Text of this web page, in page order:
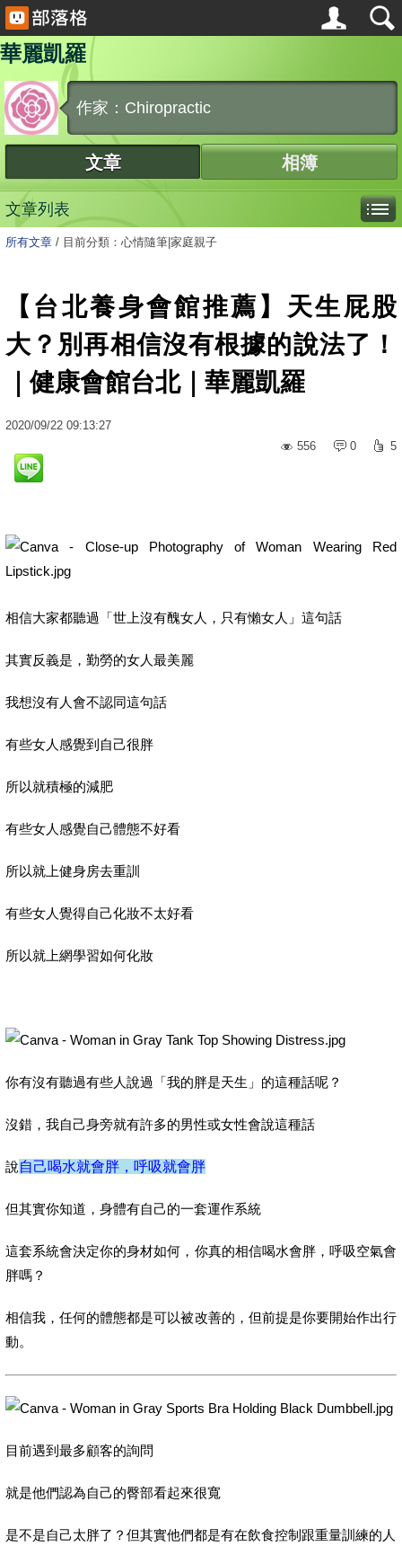
華麗凱羅
作家：Chiropractic
文章 相簿
文章列表
所有文章 / 目前分類：心情隨筆|家庭親子
【台北養身會館推薦】天生屁股
大？別再相信沒有根據的說法了！
｜健康會館台北｜華麗凱羅
2020/09/22 09:13:27
556
0 5
相信大家都聽過「世上沒有醜女人，只有懶女人」這句話
其實反義是，勤勞的女人最美麗
我想沒有人會不認同這句話
有些女人感覺到自己很胖
所以就積極的減肥
有些女人感覺自己體態不好看
所以就上健身房去重訓
有些女人覺得自己化妝不太好看
所以就上網學習如何化妝
你有沒有聽過有些人說過「我的胖是天生」的這種話呢？
沒錯，我自己身旁就有許多的男性或女性會說這種話
說自己喝水就會胖，呼吸就會胖
但其實你知道，身體有自己的一套運作系統
這套系統會決定你的身材如何，你真的相信喝水會胖，呼吸空氣會
胖嗎？
相信我，任何的體態都是可以被改善的，但前提是你要開始作出行
動。
目前遇到最多顧客的詢問
就是他們認為自己的臀部看起來很寬
是不是自己太胖了？但其實他們都是有在飲食控制跟重量訓練的人